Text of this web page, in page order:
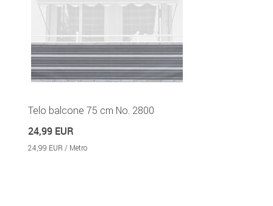
Telo balcone 75 cm No. 2800
24,99 EUR
24,99 EUR / Metro